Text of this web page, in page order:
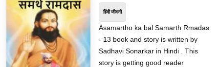
हिंदी जीवनी
Asamartho ka bal Samarth Rmadas
- 13 book and story is written by
Sadhavi Sonarkar in Hindi . This
story is getting good reader